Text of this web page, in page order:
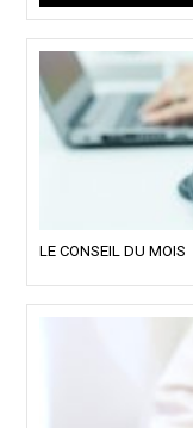
LE CONSEIL DU MOIS